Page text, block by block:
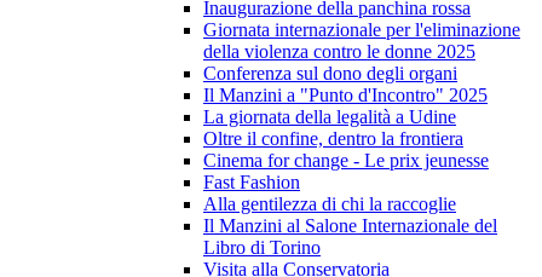
Inaugurazione della panchina rossa
Giornata internazionale per l'eliminazione
della violenza contro le donne 2025
Conferenza sul dono degli organi
Il Manzini a "Punto d'Incontro" 2025
La giornata della legalità a Udine
Oltre il confine, dentro la frontiera
Cinema for change - Le prix jeunesse
Fast Fashion
Alla gentilezza di chi la raccoglie
Il Manzini al Salone Internazionale del
Libro di Torino
Visita alla Conservatoria